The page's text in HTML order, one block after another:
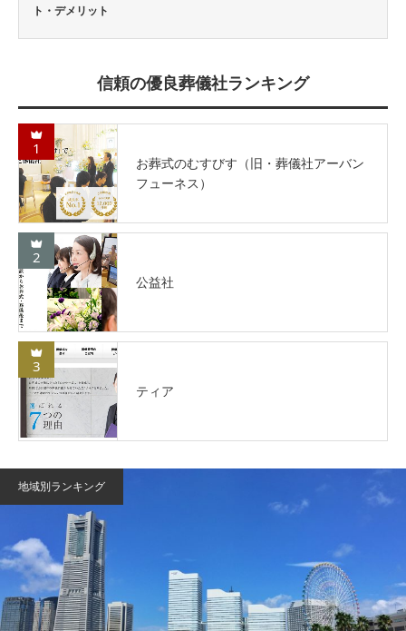
ト・デメリット
信頼の優良葬儀社ランキング
1
お葬式のむすびす（旧・葬儀社アーバン
フューネス）
2
公益社
3
ティア
地域別ランキング